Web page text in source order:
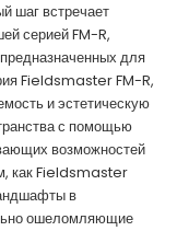
шаг встречает
серией FM-R,
для
Fieldsmaster FM-R,
и эстетическую
с помощью
возможностей
как Fieldsmaster
в
ошеломляющие